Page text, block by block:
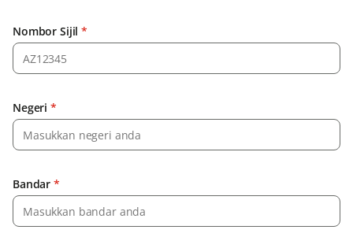
Nombor Sijil *
Negeri *
Bandar *